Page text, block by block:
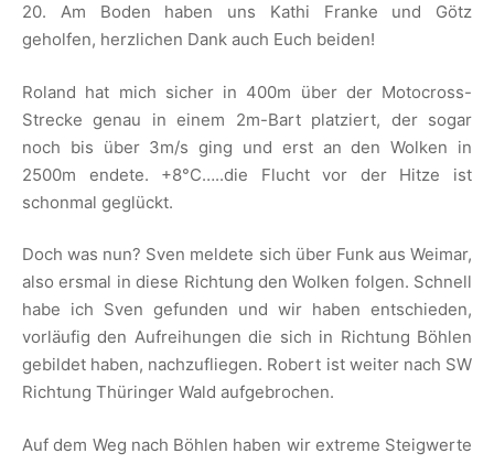
20. Am Boden haben uns Kathi Franke und Götz
geholfen, herzlichen Dank auch Euch beiden!
Roland hat mich sicher in 400m über der Motocross-
Strecke genau in einem 2m-Bart platziert, der sogar
noch bis über 3m/s ging und erst an den Wolken in
2500m endete. +8°C…..die Flucht vor der Hitze ist
schonmal geglückt.
Doch was nun? Sven meldete sich über Funk aus Weimar,
also ersmal in diese Richtung den Wolken folgen. Schnell
habe ich Sven gefunden und wir haben entschieden,
vorläufig den Aufreihungen die sich in Richtung Böhlen
gebildet haben, nachzufliegen. Robert ist weiter nach SW
Richtung Thüringer Wald aufgebrochen.
Auf dem Weg nach Böhlen haben wir extreme Steigwerte